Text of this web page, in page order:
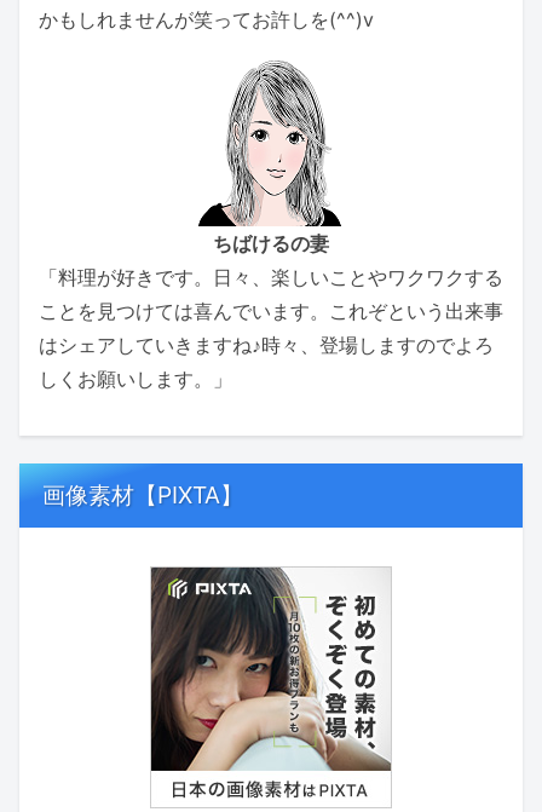
かもしれませんが笑ってお許しを(^^)v
ちばけるの妻
「料理が好きです。日々、楽しいことやワクワクする
ことを見つけては喜んでいます。これぞという出来事
はシェアしていきますね♪時々、登場しますのでよろ
しくお願いします。」
画像素材【PIXTA】